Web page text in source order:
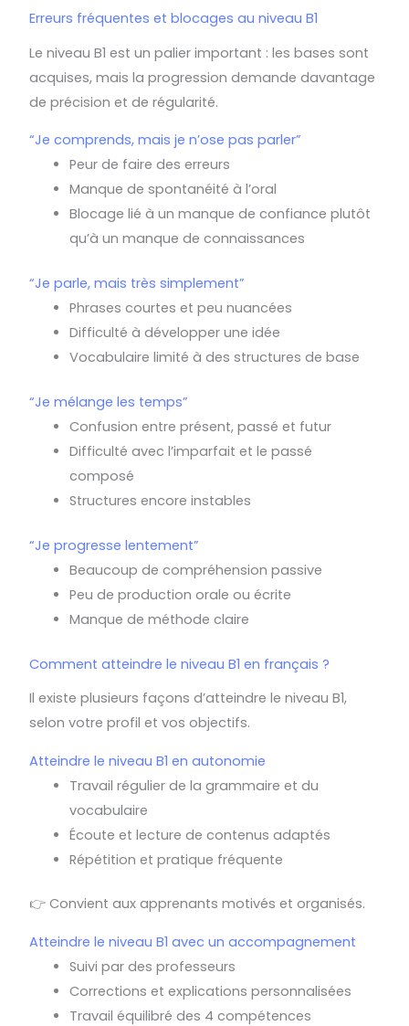
Erreurs fréquentes et blocages au niveau B1
Le niveau B1 est un palier important : les bases sont
acquises, mais la progression demande davantage
de précision et de régularité.
“Je comprends, mais je n’ose pas parler”
Peur de faire des erreurs
Manque de spontanéité à l’oral
Blocage lié à un manque de confiance plutôt
qu’à un manque de connaissances
“Je parle, mais très simplement”
Phrases courtes et peu nuancées
Difficulté à développer une idée
Vocabulaire limité à des structures de base
“Je mélange les temps”
Confusion entre présent, passé et futur
Difficulté avec l’imparfait et le passé
composé
Structures encore instables
“Je progresse lentement”
Beaucoup de compréhension passive
Peu de production orale ou écrite
Manque de méthode claire
Comment atteindre le niveau B1 en français ?
Il existe plusieurs façons d’atteindre le niveau B1,
selon votre profil et vos objectifs.
Atteindre le niveau B1 en autonomie
Travail régulier de la grammaire et du
vocabulaire
Écoute et lecture de contenus adaptés
Répétition et pratique fréquente
👉 Convient aux apprenants motivés et organisés.
Atteindre le niveau B1 avec un accompagnement
Suivi par des professeurs
Corrections et explications personnalisées
Travail équilibré des 4 compétences